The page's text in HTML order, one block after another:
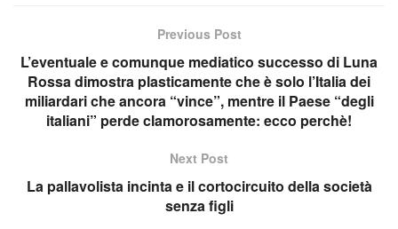
Previous Post
L’eventuale e comunque mediatico successo di Luna
Rossa dimostra plasticamente che è solo l’Italia dei
miliardari che ancora “vince”, mentre il Paese “degli
italiani” perde clamorosamente: ecco perchè!
Next Post
La pallavolista incinta e il cortocircuito della società
senza figli